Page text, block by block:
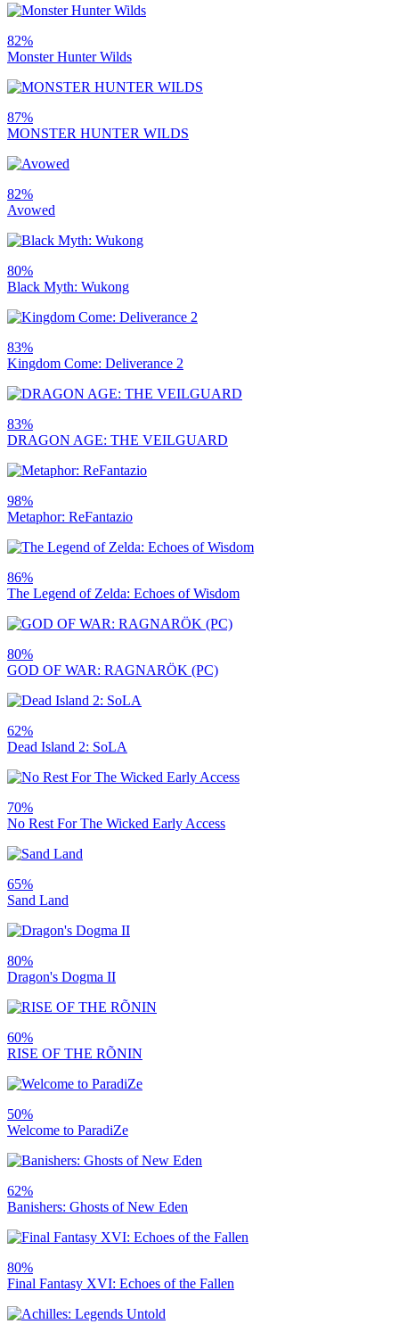
82%
Monster Hunter Wilds
87%
MONSTER HUNTER WILDS
82%
Avowed
80%
Black Myth: Wukong
83%
Kingdom Come: Deliverance 2
83%
DRAGON AGE: THE VEILGUARD
98%
Metaphor: ReFantazio
86%
The Legend of Zelda: Echoes of Wisdom
80%
GOD OF WAR: RAGNARÖK (PC)
62%
Dead Island 2: SoLA
70%
No Rest For The Wicked Early Access
65%
Sand Land
80%
Dragon's Dogma II
60%
RISE OF THE RÕNIN
50%
Welcome to ParadiZe
62%
Banishers: Ghosts of New Eden
80%
Final Fantasy XVI: Echoes of the Fallen